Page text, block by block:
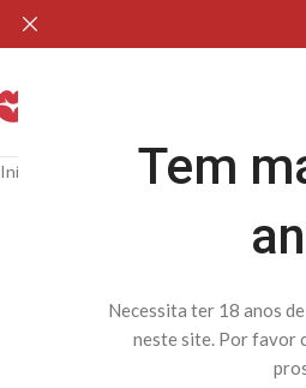
Tem
Necessita ter 18 anos
neste site. Por favor
Início Lubrificantes &